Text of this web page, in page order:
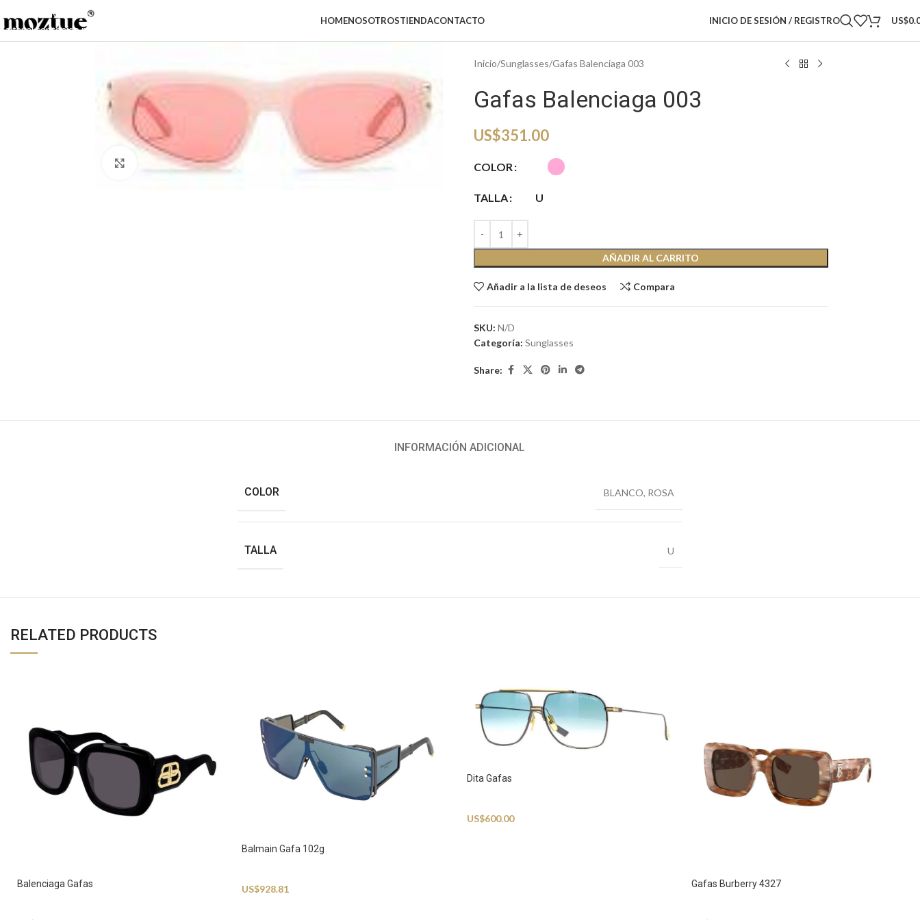
Saltar a la navegación
Saltar al contenido principal
HOMENOSOTROSTIENDACONTACTO INICIO DE SESIÓN / REGISTRO US$
Haga clic para ampliar
Inicio Sunglasses Gafas Balenciaga 003
Gafas Balenciaga 003
US$351.00
COLOR
TALLA U
AÑADIR AL CARRITO
Añadir a la lista de deseos Compara
SKU: N/D
Categoría: Sunglasses
Share:
INFORMACIÓN ADICIONAL
COLOR BLANCO, ROSA
TALLA U
RELATED PRODUCTS
Balenciaga Gafas
Balmain Gafa 102g
US$928.81
Dita Gafas
US$600.00
Gafas Burberry 4327